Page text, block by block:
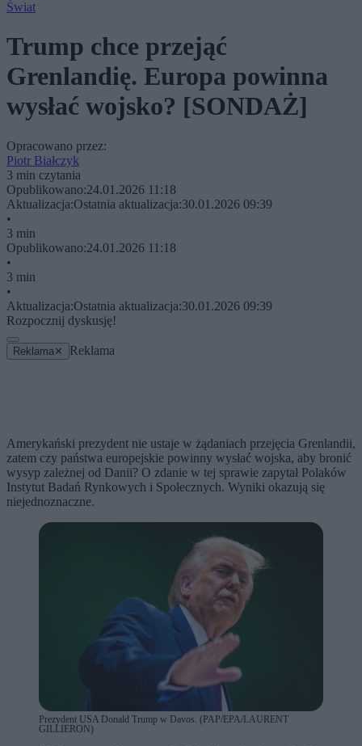
Świat
Trump chce przejąć
Grenlandię. Europa powinna
wysłać wojsko? [SONDAŻ]
Opracowano przez:
Piotr Białczyk
3 min czytania
Opublikowano:24.01.2026 11:18
Aktualizacja:Ostatnia aktualizacja:30.01.2026 09:39
•
3 min
Opublikowano:24.01.2026 11:18
•
3 min
•
Aktualizacja:Ostatnia aktualizacja:30.01.2026 09:39
Rozpocznij dyskusję!
Reklama ✕ Reklama
Amerykański prezydent nie ustaje w żądaniach przejęcia Grenlandii,
zatem czy państwa europejskie powinny wysłać wojska, aby bronić
wysyp zależnej od Danii? O zdanie w tej sprawie zapytał Polaków
Instytut Badań Rynkowych i Społecznych. Wyniki okazują się
niejednoznaczne.
Prezydent USA Donald Trump w Davos. (PAP/EPA/LAURENT
GILLIERON)